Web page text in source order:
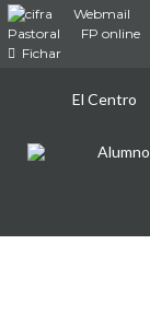
Webmail
Pastoral
FP online
Fichar
El Centro